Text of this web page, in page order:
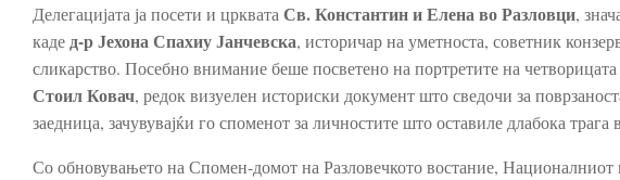
Делегацијата ја посети и црквата Св. Константин и Елена во Разловци,
кадед-р Јехона Спахиу Јанчевска, историчар на уметноста, советник
сликарство. Посебно внимание беше посветено на портретите на
Стоил Ковач, редок визуелен историски документ што сведочи за
заедница, зачувувајќи го споменот за личностите што оставиле длабока
Со обновувањето на Спомен-домот на Разловечкото востание, Националниот